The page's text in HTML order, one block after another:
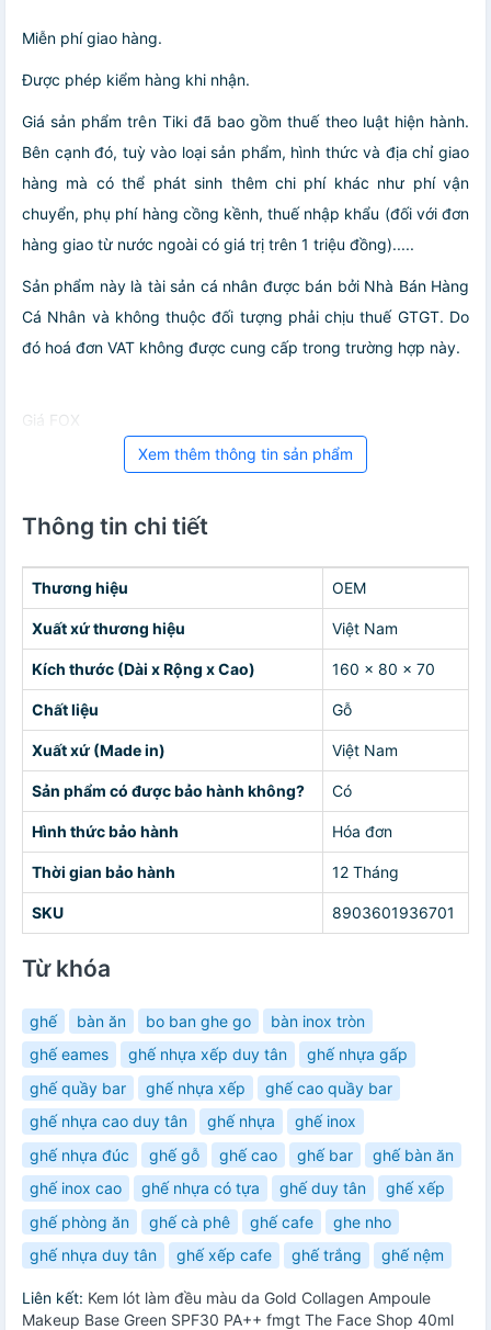
Miễn phí giao hàng.
Được phép kiểm hàng khi nhận.
Giá sản phẩm trên Tiki đã bao gồm thuế theo luật hiện hành.
Bên cạnh đó, tuỳ vào loại sản phẩm, hình thức và địa chỉ giao
hàng mà có thể phát sinh thêm chi phí khác như phí vận
chuyển, phụ phí hàng cồng kềnh, thuế nhập khẩu (đối với đơn
hàng giao từ nước ngoài có giá trị trên 1 triệu đồng).....
Sản phẩm này là tài sản cá nhân được bán bởi Nhà Bán Hàng
Cá Nhân và không thuộc đối tượng phải chịu thuế GTGT. Do
đó hoá đơn VAT không được cung cấp trong trường hợp này.
Giá FOX
Xem thêm thông tin sản phẩm
Thông tin chi tiết
Thương hiệu OEM
Xuất xứ thương hiệu Việt Nam
Kích thước (Dài x Rộng x Cao) 160 x 80 x 70
Chất liệu Gỗ
Xuất xứ (Made in) Việt Nam
Sản phẩm có được bảo hành không? Có
Hình thức bảo hành Hóa đơn
Thời gian bảo hành 12 Tháng
SKU 8903601936701
Từ khóa
ghế bàn ăn bo ban ghe go
bàn inox tròn
ghế eames
ghế nhựa xếp duy tân
ghế nhựa gấp
ghế quầy bar
ghế nhựa xếp
ghế cao quầy bar
ghế nhựa cao duy tân
ghế nhựa
ghế inox
ghế nhựa đúc
ghế gỗ ghế cao ghế bar
ghế bàn ăn
ghế inox cao
ghế nhựa có tựa ghế duy tân
ghế xếp
ghế phòng ăn
ghế cà phê ghế cafe
ghe nho
ghế nhựa duy tân
ghế xếp cafe ghế trắng ghế nệm
Liên kết: Kem lót làm đều màu da Gold Collagen Ampoule
Makeup Base Green SPF30 PA++ fmgt The Face Shop 40ml